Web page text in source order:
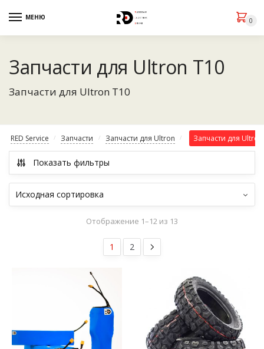
МЕНЮ 0
Запчасти для Ultron T10
Запчасти для Ultron T10
RED Service / Запчасти / Запчасти для Ultron / Запчасти для
Показать фильтры
Отображение 1–12 из 13
1 2